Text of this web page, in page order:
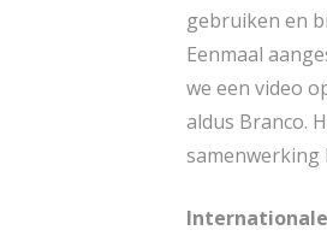
gebruiken en
Eenmaal
we een video
aldus Branco.
samenwerking